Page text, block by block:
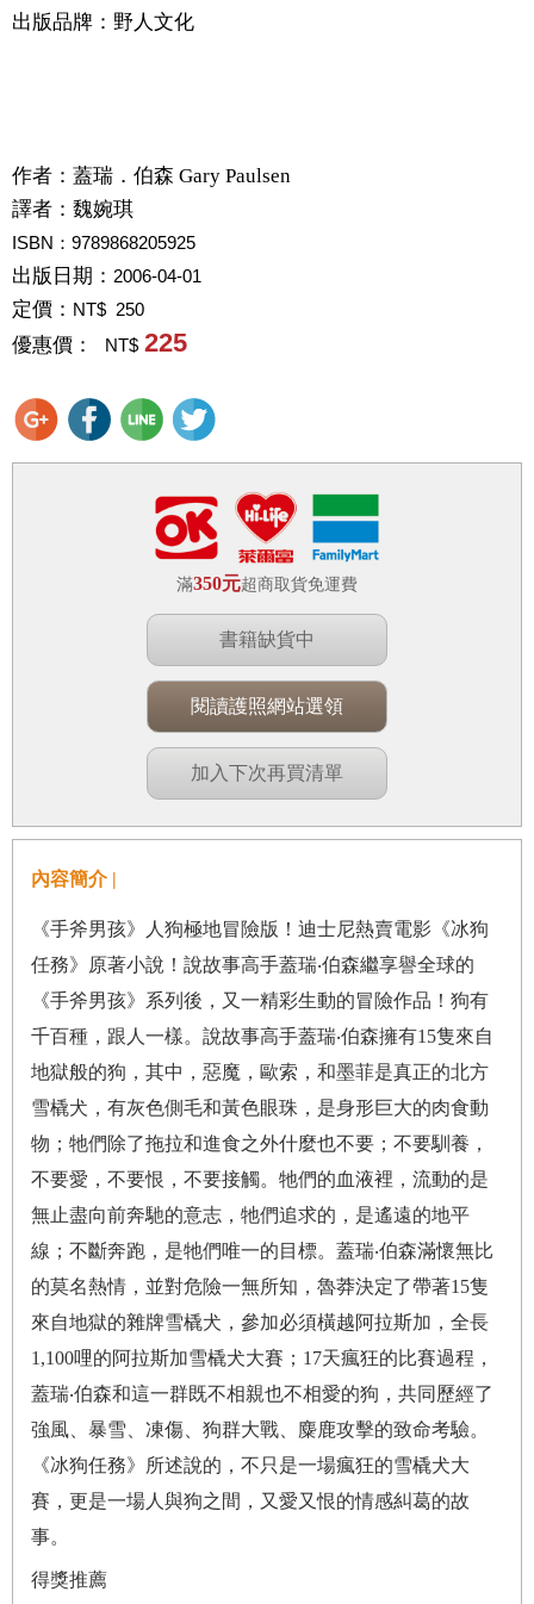
出版品牌：野人文化
作者： 蓋瑞．伯森 Gary Paulsen
譯者： 魏婉琪
ISBN：9789868205925
出版日期： 2006-04-01
定價： NT$ 250
優惠價： NT$ 225
滿350元超商取貨免運費
書籍缺貨中
閱讀護照網站選領
加入下次再買清單
內容簡介 |
《手斧男孩》人狗極地冒險版！迪士尼熱賣電影《冰狗
任務》原著小說！說故事高手蓋瑞‧伯森繼享譽全球的
《手斧男孩》系列後，又一精彩生動的冒險作品！狗有
千百種，跟人一樣。說故事高手蓋瑞‧伯森擁有15隻來自
地獄般的狗，其中，惡魔，歐索，和墨菲是真正的北方
雪橇犬，有灰色側毛和黃色眼珠，是身形巨大的肉食動
物；牠們除了拖拉和進食之外什麼也不要；不要馴養，
不要愛，不要恨，不要接觸。牠們的血液裡，流動的是
無止盡向前奔馳的意志，牠們追求的，是遙遠的地平
線；不斷奔跑，是牠們唯一的目標。蓋瑞‧伯森滿懷無比
的莫名熱情，並對危險一無所知，魯莽決定了帶著15隻
來自地獄的雜牌雪橇犬，參加必須橫越阿拉斯加，全長
1,100哩的阿拉斯加雪橇犬大賽；17天瘋狂的比賽過程，
蓋瑞‧伯森和這一群既不相親也不相愛的狗，共同歷經了
強風、暴雪、凍傷、狗群大戰、麋鹿攻擊的致命考驗。
《冰狗任務》所述說的，不只是一場瘋狂的雪橇犬大
賽，更是一場人與狗之間，又愛又恨的情感糾葛的故
事。
得獎推薦